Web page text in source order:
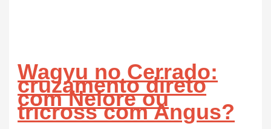
Wagyu no Cerrado:
cruzamento direto
com Nelore ou
tricross com Angus?